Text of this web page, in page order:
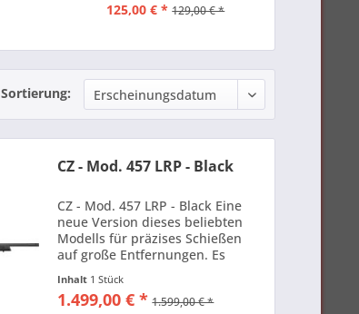
125,00 € * 129,00 € *
Sortierung:
CZ - Mod. 457 LRP - Black
CZ - Mod. 457 LRP - Black Eine
neue Version dieses beliebten
Modells für präzises Schießen
auf große Entfernungen. Es
und kannelierten,
kaltgeschmiedeten 20-Zoll (525
Inhalt 1 Stück
1.499,00 € * 1.599,00 € *